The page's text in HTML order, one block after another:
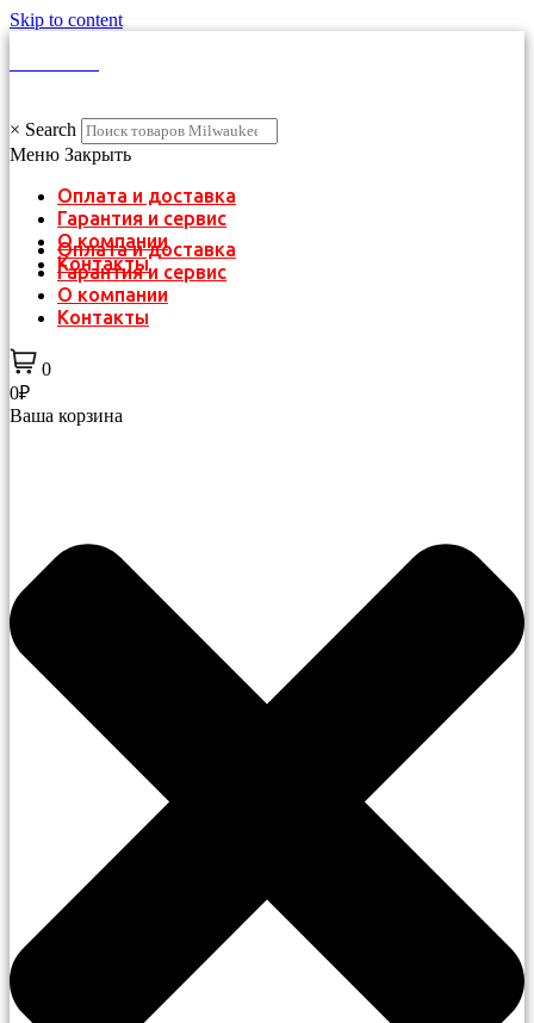
Skip to content
× Search
Меню Закрыть
Оплата и доставка
Гарантия и сервис
О компании
Контакты
Оплата и доставка
Гарантия и сервис
О компании
Контакты
0
0₽
Ваша корзина